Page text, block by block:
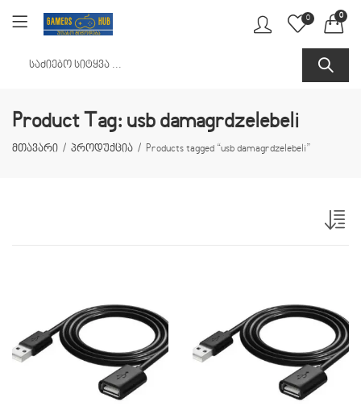
0 0
Product Tag: usb damagrdzelebeli
მთავარი პროდუქცია Products tagged “usb damagrdzelebeli”